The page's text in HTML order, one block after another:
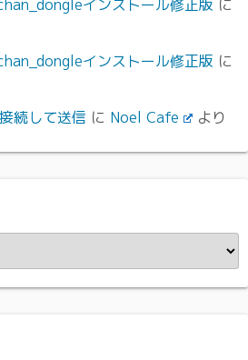
インストール修正版 に
インストール修正版 に
続して送信 に Noel Cafe より